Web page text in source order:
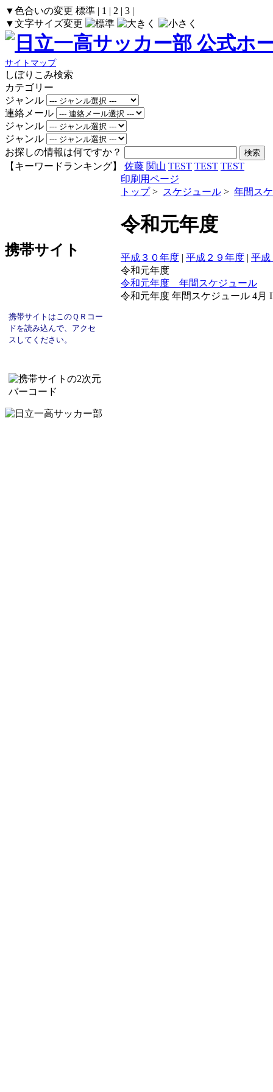
▼色合いの変更 標準 | 1 | 2 | 3 |
▼文字サイズ変更
サイトマップ
しぼりこみ検索
カテゴリー
ジャンル
連絡メール
ジャンル
ジャンル
お探しの情報は何ですか？
【キーワードランキング】
佐藤 関山 TEST TEST TEST
携帯サイト
携帯サイトはこのＱＲコー
ドを読み込んで、 アクセ
スしてください。
印刷用ページ
トップ> スケジュール > 年間ス
令和元年度
平成３０年度 | 平成２９年度 | 平成
令和元年度
令和元年度 年間スケジュール
令和元年度 年間スケジュール 4月